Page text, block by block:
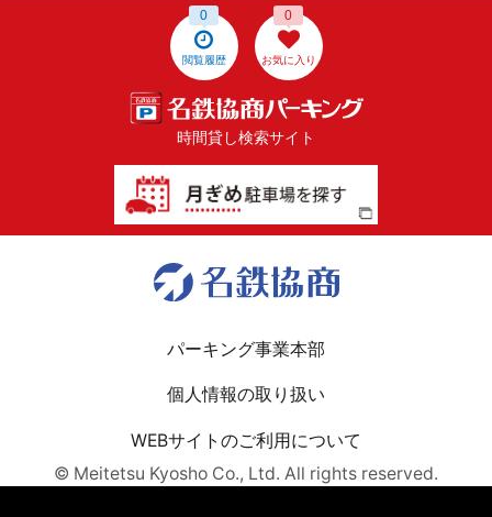
閲覧履歴
0
お気に入り
0
時間貸し検索サイト
パーキング事業本部
個人情報の取り扱い
WEBサイトのご利用について
© Meitetsu Kyosho Co., Ltd. All rights reserved.